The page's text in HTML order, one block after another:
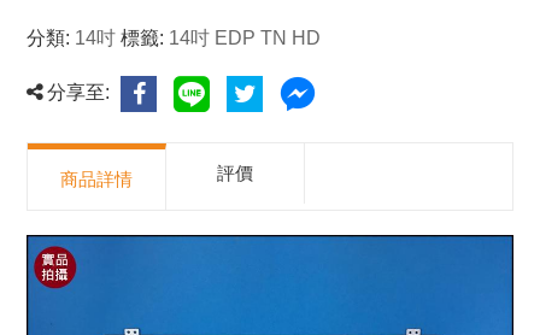
分類: 14吋 標籤: 14吋 EDP TN HD
分享至:
商品詳情 評價